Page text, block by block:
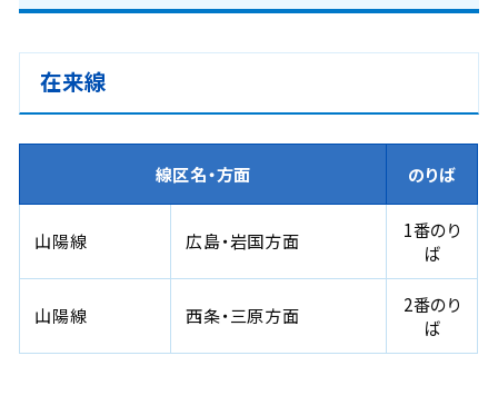
在来線
線区名・方面 のりば
山陽線 広島・岩国方面
1番のり
ば
山陽線 西条・三原方面
2番のり
ば